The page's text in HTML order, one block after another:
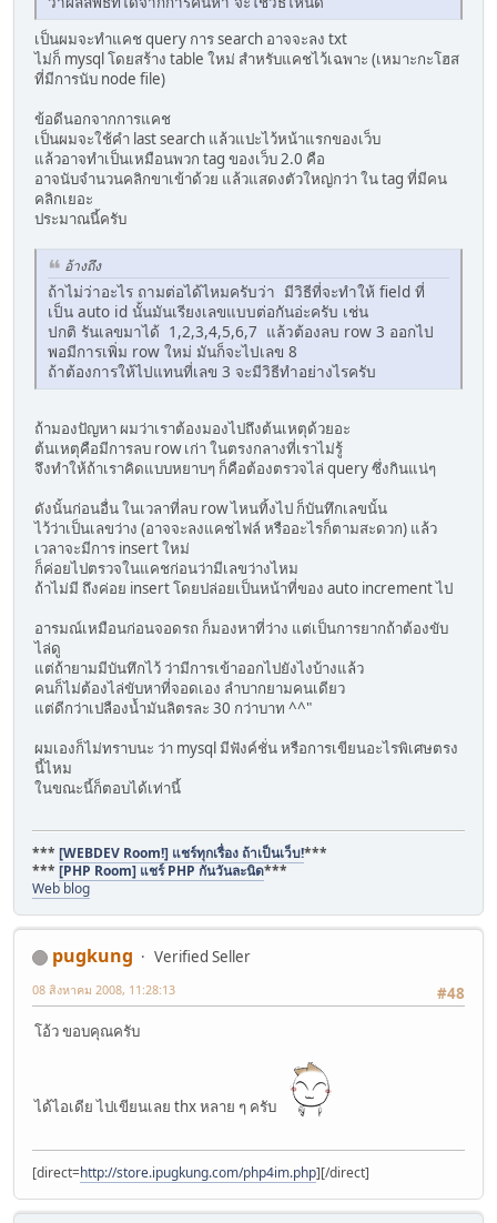
เป็นผมจะทำแคช query การ search อาจจะลง txt
ไม่ก็ mysql โดยสร้าง table ใหม่ สำหรับแคชไว้เฉพาะ (เหมาะกะโฮส
ที่มีการนับ node file)
ข้อดีนอกจากการแคช
เป็นผมจะใช้คำ last search แล้วแปะไว้หน้าแรกของเว็บ
แล้วอาจทำเป็นเหมือนพวก tag ของเว็บ 2.0 คือ
อาจนับจำนวนคลิกขาเข้าด้วย แล้วแสดงตัวใหญ่กว่า ใน tag ที่มีคน
คลิกเยอะ
ประมาณนี้ครับ
อ้างถึง
ถ้าไม่ว่าอะไร ถามต่อได้ไหมครับว่า มีวิธีที่จะทำให้ field ที่
เป็น auto id นั้นมันเรียงเลขแบบต่อกันอ่ะครับ เช่น
ปกติ รันเลขมาได้ 1,2,3,4,5,6,7 แล้วต้องลบ row 3 ออกไป
พอมีการเพิ่ม row ใหม่ มันก็จะไปเลข 8
ถ้าต้องการให้ไปแทนที่เลข 3 จะมีวิธีทำอย่างไรครับ
ถ้ามองปัญหา ผมว่าเราต้องมองไปถึงต้นเหตุด้วยอะ
ต้นเหตุคือมีการลบ row เก่า ในตรงกลางที่เราไม่รู้
จึงทำให้ถ้าเราคิดแบบหยาบๆ ก็คือต้องตรวจไล่ query ซึ่งกินแน่ๆ
ดังนั้นก่อนอื่น ในเวลาที่ลบ row ไหนทิ้งไป ก็บันทึกเลขนั้น
ไว้ว่าเป็นเลขว่าง (อาจจะลงแคชไฟล์ หรืออะไรก็ตามสะดวก) แล้ว
เวลาจะมีการ insert ใหม่
ก็ค่อยไปตรวจในแคชก่อนว่ามีเลขว่างไหม
ถ้าไม่มี ถึงค่อย insert โดยปล่อยเป็นหน้าที่ของ auto increment ไป
อารมณ์เหมือนก่อนจอดรถ ก็มองหาที่ว่าง แต่เป็นการยากถ้าต้องขับ
ไล่ดู
แต่ถ้ายามมีบันทึกไว้ ว่ามีการเข้าออกไปยังไงบ้างแล้ว
คนก็ไม่ต้องไล่ขับหาที่จอดเอง ลำบากยามคนเดียว
แต่ดีกว่าเปลืองน้ำมันลิตรละ 30 กว่าบาท ^^"
ผมเองก็ไม่ทราบนะ ว่า mysql มีฟังค์ชั่น หรือการเขียนอะไรพิเศษตรง
นี้ไหม
ในขณะนี้ก็ตอบได้เท่านี้
*** [WEBDEV Room!] แชร์ทุกเรื่อง ถ้าเป็นเว็บ!***
*** [PHP Room] แชร์ PHP กันวันละนิด***
Web blog
pugkung
Verified Seller
#48
08 สิงหาคม 2008, 11:28:13
โอ้ว ขอบคุณครับ
ได้ไอเดีย ไปเขียนเลย thx หลาย ๆ ครับ
[direct=http://store.ipugkung.com/php4im.php][/direct]